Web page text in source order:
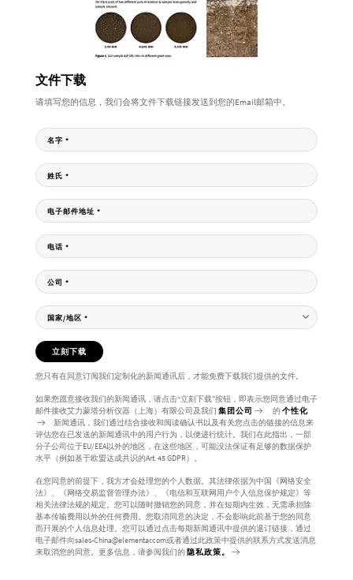
文件下载
请填写您的信息，我们会将文件下载链接发送到您的Email邮箱中。
名字 *
姓氏 *
电子邮件地址 *
电话 *
公司 *
国家/地区 *
立刻下载
您只有在同意订阅我们定制化的新闻通讯后，才能免费下载我们提供的文件。
如果您愿意接收我们的新闻通讯，请点击“立刻下载”按钮，即表示您同意通过电子
邮件接收艾力蒙塔分析仪器（上海）有限公司及我们 集团公司 的个性化
新闻通讯，我们通过结合接收和阅读确认书以及有关您点击的链接的信息来
评估您在已发送的新闻通讯中的用户行为，以便进行统计。我们在此指出，一部
分子公司位于EU/EEA以外的地区，在这些地区，可能没法保证有足够的数据保护
水平（例如基于欧盟达成共识的Art. 45 GDPR）。
在您同意的前提下，我方才会处理您的个人数据。其法律依据为中国《网络安全
法》、《网络交易监督管理办法》、《电信和互联网用户个人信息保护规定》等
相关法律法规的规定。您可以随时撤销您的同意，并在短期内生效，无需承担除
基本传输费用以外的任何费用。您取消同意的决定，不会影响此前基于您的同意
而幵展的个人信息处理。您可以通过点击每期新闻通讯中提供的退订链接，通过
电子邮件向sales-China@elementar.com或者通过此政策中提供的联系方式发送消息
来取消您的同意。更多信息，请参阅我们的 隐私政策。